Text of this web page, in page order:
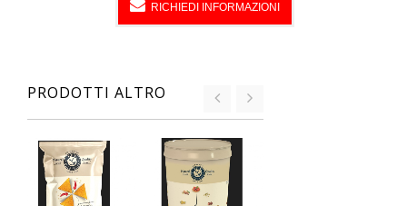
RICHIEDI INFORMAZIONI
PRODOTTI ALTRO